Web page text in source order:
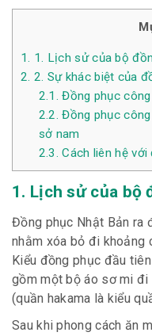
1. 1. Lịch sử của bộ
2. 2. Sự khác biệt của
2.1. Đồng phục
2.2. Đồng phục
sở nam
2.3. Cách liên hệ với
1. Lịch sử của bộ
Đồng phục Nhật Bản ra
nhằm xóa bỏ đi khoảng
Kiểu đồng phục đầu
gồm một bộ áo sơ mi đi
(quần hakama là kiểu
Sau khi phong cách ăn